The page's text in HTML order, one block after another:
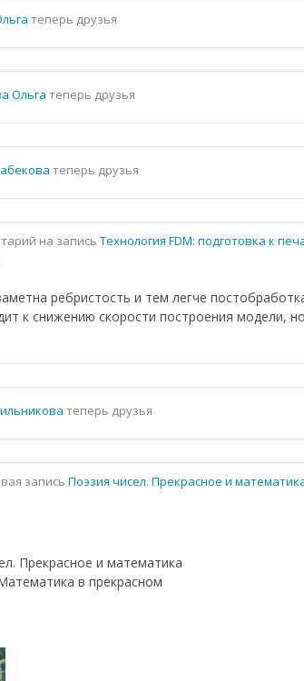
теперь друзья
Ольга теперь друзья
теперь друзья
на запись Технология FDM: подготовка к
ребристость и тем легче
к снижению скорости построения модели,
теперь друзья
запись Поэзия чисел. Прекрасное и
Прекрасное и математика
в прекрасном